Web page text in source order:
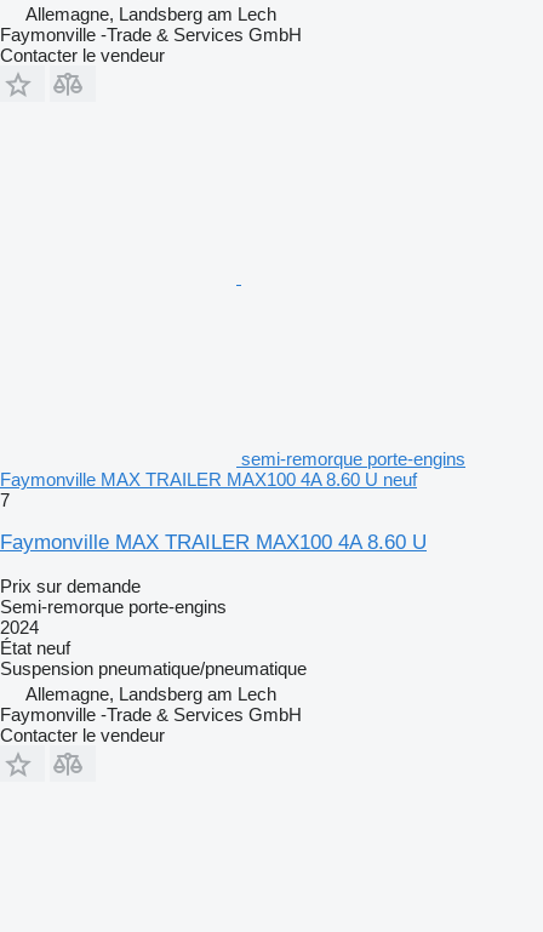
Allemagne, Landsberg am Lech
Faymonville -Trade & Services GmbH
Contacter le vendeur
semi-remorque porte-engins
Faymonville MAX TRAILER MAX100 4A 8.60 U neuf
7
Faymonville MAX TRAILER MAX100 4A 8.60 U
Prix sur demande
Semi-remorque porte-engins
2024
État neuf
Suspension pneumatique/pneumatique
Allemagne, Landsberg am Lech
Faymonville -Trade & Services GmbH
Contacter le vendeur